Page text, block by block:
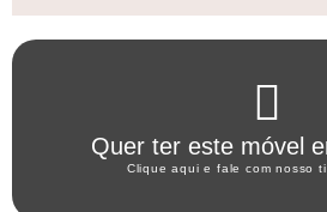
Quer ter este móvel
Clique aqui e fale com nosso
WHATSAPP